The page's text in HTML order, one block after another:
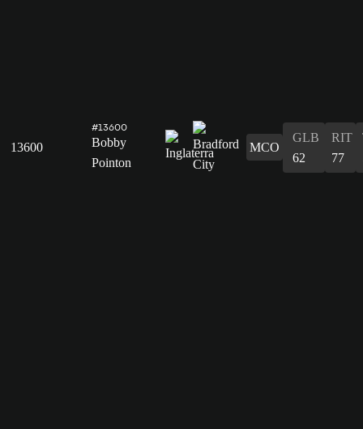
13600
#13600
Bobby
Pointon
MCO
GLB
62
RIT
77